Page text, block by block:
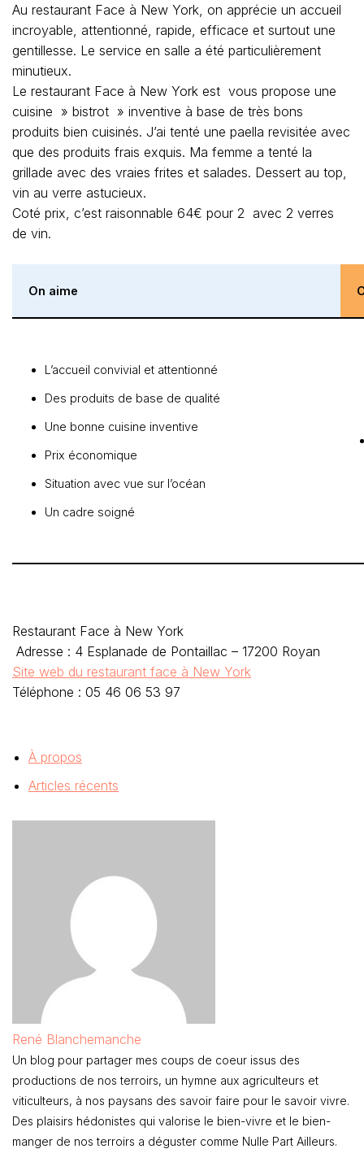
Au restaurant Face à New York, on apprécie un accueil
incroyable, attentionné, rapide, efficace et surtout une
gentillesse. Le service en salle a été particulièrement
minutieux.
Le restaurant Face à New York est vous propose une
cuisine » bistrot » inventive à base de très bons
produits bien cuisinés. J’ai tenté une paella revisitée avec
que des produits frais exquis. Ma femme a tenté la
grillade avec des vraies frites et salades. Dessert au top,
vin au verre astucieux.
Coté prix, c’est raisonnable 64€ pour 2 avec 2 verres
de vin.
On aime
L’accueil convivial et attentionné
Des produits de base de qualité
Une bonne cuisine inventive
Prix économique
Situation avec vue sur l’océan
Un cadre soigné
Restaurant Face à New York
Adresse : 4 Esplanade de Pontaillac – 17200 Royan
Site web du restaurant face à New York
Téléphone : 05 46 06 53 97
À propos
Articles récents
René Blanchemanche
Un blog pour partager mes coups de coeur issus des
productions de nos terroirs, un hymne aux agriculteurs et
viticulteurs, à nos paysans des savoir faire pour le savoir vivre.
Des plaisirs hédonistes qui valorise le bien-vivre et le bien-
manger de nos terroirs a déguster comme Nulle Part Ailleurs.